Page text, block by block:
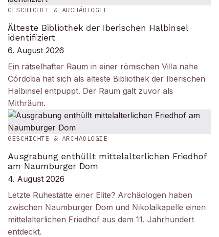
GESCHICHTE & ARCHÄOLOGIE
Älteste Bibliothek der Iberischen Halbinsel
identifiziert
6. August 2026
Ein rätselhafter Raum in einer römischen Villa nahe
Córdoba hat sich als älteste Bibliothek der Iberischen
Halbinsel entpuppt. Der Raum galt zuvor als
Mithräum.
GESCHICHTE & ARCHÄOLOGIE
Ausgrabung enthüllt mittelalterlichen Friedhof
am Naumburger Dom
4. August 2026
Letzte Ruhestätte einer Elite? Archäologen haben
zwischen Naumburger Dom und Nikolaikapelle einen
mittelalterlichen Friedhof aus dem 11. Jahrhundert
entdeckt.